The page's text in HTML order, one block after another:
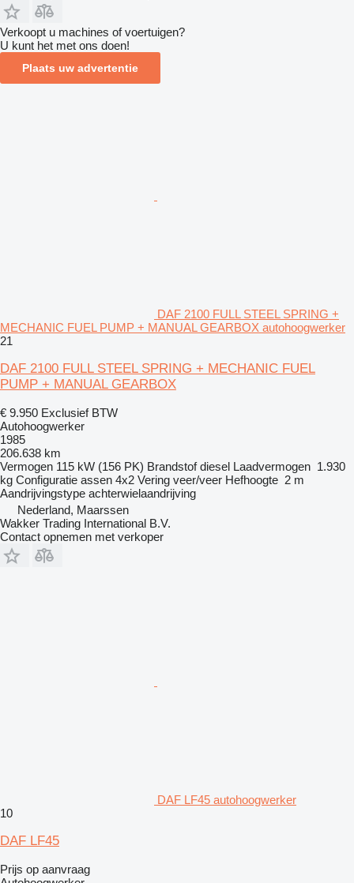
Verkoopt u machines of voertuigen?
U kunt het met ons doen!
Plaats uw advertentie
DAF 2100 FULL STEEL SPRING +
MECHANIC FUEL PUMP + MANUAL GEARBOX autohoogwerker
21
DAF 2100 FULL STEEL SPRING + MECHANIC FUEL
PUMP + MANUAL GEARBOX
€ 9.950 Exclusief BTW
Autohoogwerker
1985
206.638 km
Vermogen 115 kW (156 PK) Brandstof diesel Laadvermogen 1.930
kg Configuratie assen 4x2 Vering veer/veer Hefhoogte 2 m
Aandrijvingstype achterwielaandrijving
Nederland, Maarssen
Wakker Trading International B.V.
Contact opnemen met verkoper
DAF LF45 autohoogwerker
10
DAF LF45
Prijs op aanvraag